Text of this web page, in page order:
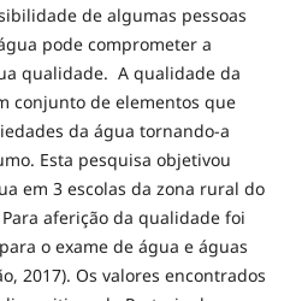
de algumas pessoas
pode comprometer a
qualidade. A qualidade da
conjunto de elementos que
da água tornando-a
Esta pesquisa objetivou
em 3 escolas da zona rural do
aferição da qualidade foi
o exame de água e águas
2017). Os valores encontrados